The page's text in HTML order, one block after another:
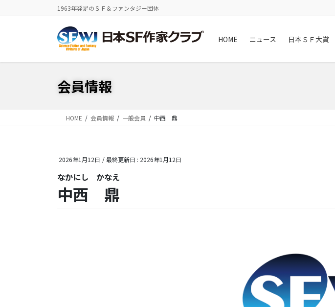
に
ョ
1963年発足のＳＦ＆ファンタジー団体
HOME ニュース 日本ＳＦ大賞
会員情報
HOME 会員情報 一般会員 中西 鼎
2026年1月12日 / 最終更新日 : 2026年1月12日
中西 鼎
なかにし かなえ